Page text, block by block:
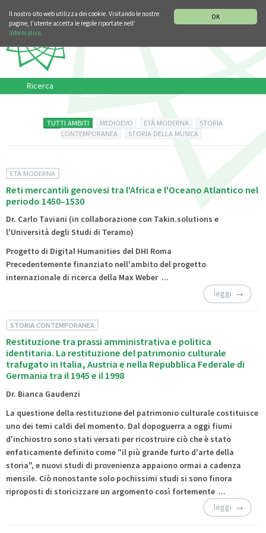
OK
Il nostro sito web utilizza dei cookie. Visitando le nostre
pagine, l’utente accetta le regole riportate nell’
informativa.
Ricerca
TUTTI AMBITI MEDIOEVO ETÀ MODERNA
STORIA
CONTEMPORANEA
STORIA DELLA MUSICA
ETÀ MODERNA
Reti mercantili genovesi tra l'Africa e l'Oceano Atlantico nel
periodo 1450–1530
Dr. Carlo Taviani (in collaborazione con Takin.solutions e
l'Università degli Studi di Teramo)
Progetto di Digital Humanities del DHI Roma
Precedentemente finanziato nell'ambito del progetto
internazionale di ricerca della Max Weber ...
leggi
STORIA CONTEMPORANEA
Restituzione tra prassi amministrativa e politica
identitaria. La restituzione del patrimonio culturale
trafugato in Italia, Austria e nella Repubblica Federale di
Germania tra il 1945 e il 1998
Dr. Bianca Gaudenzi
La questione della restituzione del patrimonio culturale costituisce
uno dei temi caldi del momento. Dal dopoguerra a oggi fiumi
d'inchiostro sono stati versati per ricostruire ciò che è stato
enfaticamente definito come "il più grande furto d'arte della
storia", e nuovi studi di provenienza appaiono ormai a cadenza
mensile. Ciò nonostante solo pochissimi studi si sono finora
riproposti di storicizzare un argomento così fortemente ...
leggi